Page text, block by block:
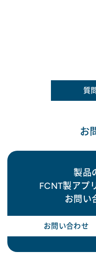
質
お
製品
FCNT製アプ
お問い
お問い合わせ